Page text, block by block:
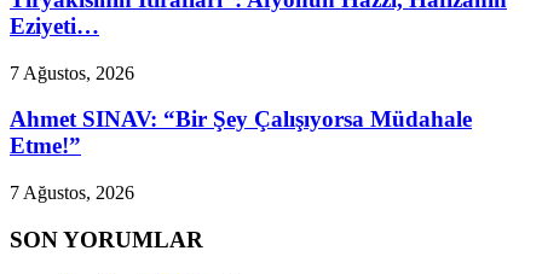
Eziyeti…
7 Ağustos, 2026
Ahmet SINAV: “Bir Şey Çalışıyorsa Müdahale
Etme!”
7 Ağustos, 2026
SON YORUMLAR